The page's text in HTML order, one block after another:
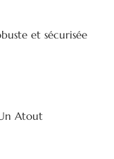
et sécurisée
Atout